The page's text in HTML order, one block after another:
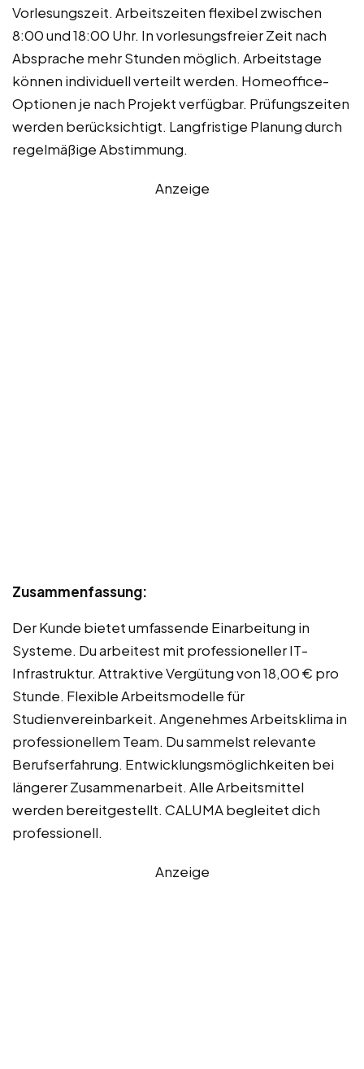
Vorlesungszeit. Arbeitszeiten flexibel zwischen
8:00 und 18:00 Uhr. In vorlesungsfreier Zeit nach
Absprache mehr Stunden möglich. Arbeitstage
können individuell verteilt werden. Homeoffice-
Optionen je nach Projekt verfügbar. Prüfungszeiten
werden berücksichtigt. Langfristige Planung durch
regelmäßige Abstimmung.
Anzeige
Zusammenfassung:
Der Kunde bietet umfassende Einarbeitung in
Systeme. Du arbeitest mit professioneller IT-
Infrastruktur. Attraktive Vergütung von 18,00 € pro
Stunde. Flexible Arbeitsmodelle für
Studienvereinbarkeit. Angenehmes Arbeitsklima in
professionellem Team. Du sammelst relevante
Berufserfahrung. Entwicklungsmöglichkeiten bei
längerer Zusammenarbeit. Alle Arbeitsmittel
werden bereitgestellt. CALUMA begleitet dich
professionell.
Anzeige